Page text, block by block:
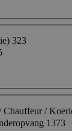
323
Chauffeur /
1373